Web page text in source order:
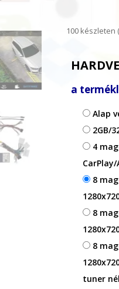
100
a
Alap
2GB/
4
CarPlay/
8
8
8
tuner